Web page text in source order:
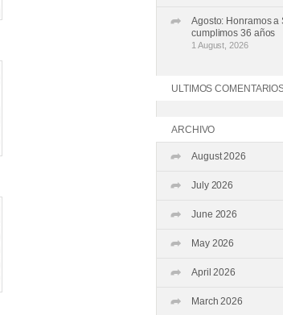
Agosto: Honramos a
cumplimos 36 años
1 August, 2026
ULTIMOS
ARCHIVO
August 2026
July 2026
June 2026
May 2026
April 2026
March 2026